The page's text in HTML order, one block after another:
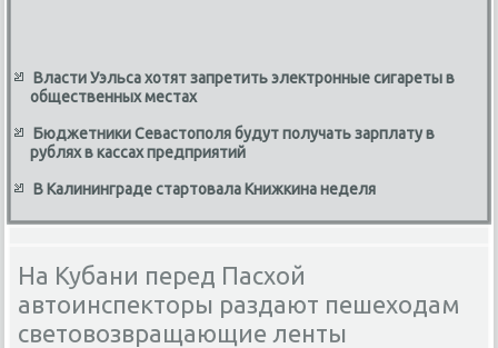
Власти Уэльса хотят запретить электронные сигареты в
общественных местах
Бюджетники Севастополя будут получать зарплату в
рублях в кассах предприятий
В Калининграде стартовала Книжкина неделя
На Кубани перед Пасхой
автоинспекторы раздают пешеходам
световозвращающие ленты